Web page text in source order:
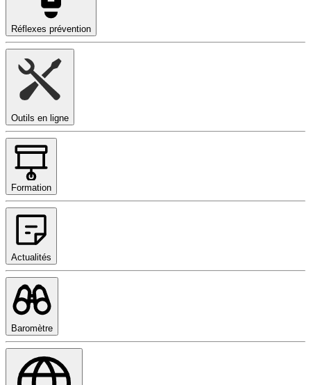
Réflexes prévention
Outils en ligne
Formation
Actualités
Baromètre